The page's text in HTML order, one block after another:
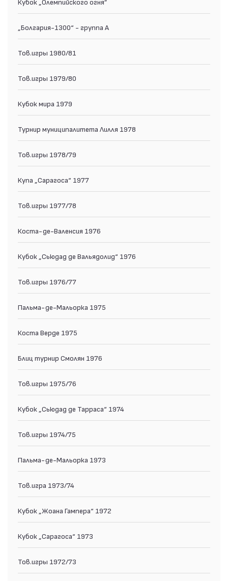
„Болгария-1300“ - группа А
Тов.игры 1980/81
Тов.игры 1979/80
Кубок мира 1979
Турнир муниципалитета Лилля 1978
Тов.игры 1978/79
Купа „Сарагоса“ 1977
Тов.игры 1977/78
Коста-де-Валенсия 1976
Кубок „Сьюдад де Вальядолид“ 1976
Тов.игры 1976/77
Пальма-де-Мальорка 1975
Коста Верде 1975
Блиц турнир Смолян 1976
Тов.игры 1975/76
Кубок „Сьюдад де Тарраса“ 1974
Тов.игры 1974/75
Пальма-де-Мальорка 1973
Тов.игра 1973/74
Кубок „Жоана Гампера“ 1972
Кубок „Сарагоса“ 1973
Тов.игры 1972/73